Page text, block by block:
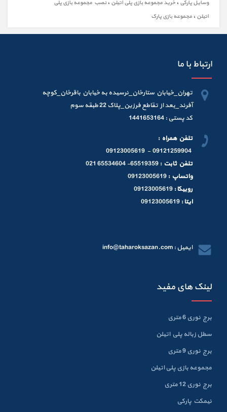
وسایل پارکی ، خرید مجموعه بازی پلی اتیلن ، نصب مجموعه بازی پلی
اتیلن ، مجموعه بازی پارک
ارتباط با ما
تهران_خیابان ستارخان_نرسیده به خیابان باقرخان_کوچه
آفرند_بعد از تقاطع فرزین_پلاک 22 طبقه سوم
کد پستی : 1441653164
تلفن همراه :
09121259904 - 09123005619
تلفن ثابت : 65519359- 65534604 021
واتساپ : 09123005619
روبیکا : 09123005619
ایتا : 09123005619
ایمیل : info@taharoksazan.com
لینک های مفید
برج نوری 6 متری
سطل زباله پلي اتيلن
برج نوری 9 متری
مجموعه بازی پلی اتیلن
برج نوری 12 متری
نیمکت پارکی